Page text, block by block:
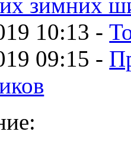
10:13 -
09:15 -